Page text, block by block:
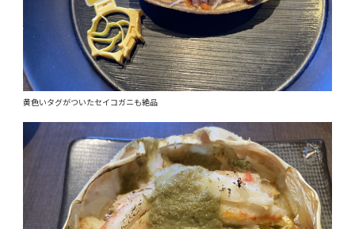
黄色いタグがついたセイコガニも絶品